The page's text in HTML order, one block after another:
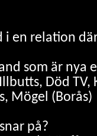
i en relation
som är nya
Död
Mögel (Borås)
på?